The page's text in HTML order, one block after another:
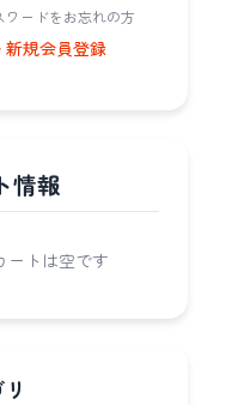
ワードをお忘れの方
新規会員登録
情報
ートは空です